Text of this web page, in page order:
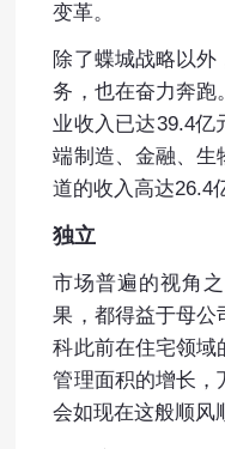
变革。
除了蝶城战略以外
务，也在奋力奔跑
业收入已达39.4亿
端制造、金融、生
道的收入高达26.4
独立
市场普遍的视角
果，都得益于母
科此前在住宅领域
管理面积的增长，
会如现在这般顺风